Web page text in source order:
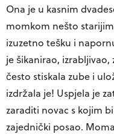
Ona je u kasnim
momkom nešto
izuzetno tešku i
je šikanirao, izrabljivao,
često stiskala zube i
izdržala je! Uspjela je
zaraditi novac s kojim
zajednički posao.